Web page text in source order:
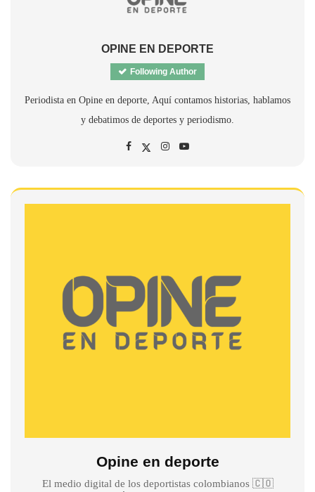
OPINE EN DEPORTE
Following Author
Periodista en Opine en deporte, Aquí contamos historias, hablamos
y debatimos de deportes y periodismo.
Opine en deporte
El medio digital de los deportistas colombianos 🇨🇴